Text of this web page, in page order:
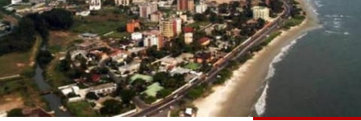
منوعات رياضة
كأس العالم